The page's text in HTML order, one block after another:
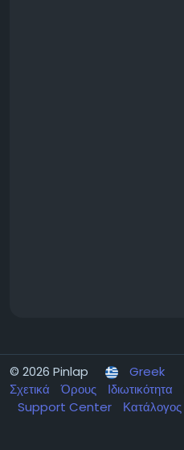
© 2026 Pinlap
Greek
Σχετικά
Όρους Ιδιωτικότητα
Support Center
Κατάλογος